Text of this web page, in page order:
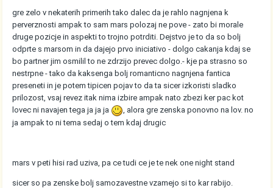
gre zelo v nekaterih primerih tako dalec da je rahlo nagnjena k
perverznosti ampak to sam mars polozaj ne pove - zato bi morale
druge pozicje in aspekti to trojno potrditi. Dejstvo je to da so bolj
odprte s marsom in da dajejo prvo iniciativo - dolgo cakanja kdaj se
bo partner jim osmilil to ne zdrzijo prevec dolgo.- kje pa strasno so
nestrpne - tako da kaksenga bolj romanticno nagnjena fantica
preseneti in je potem tipicen pojav to da ta sicer izkoristi sladko
prilozost, vsaj revez itak nima izbire ampak nato zbezi ker pac kot
lovec ni navajen tega ja ja ja
, alora gre zenska ponovno na lov. no
ja ampak to ni tema sedaj o tem kdaj drugic
mars v peti hisi rad uziva, pa ce tudi ce je te nek one night stand
sicer so pa zenske bolj samozavestne vzamejo si to kar rabijo.